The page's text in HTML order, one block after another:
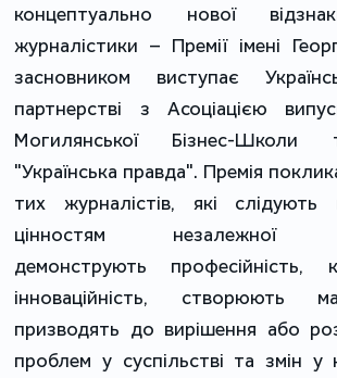
концептуально нової
журналістики – Премії імені
засновником виступає
партнерстві з Асоціацією
Могилянської Бізнес-Школи
"Українська правда". Премія
тих журналістів, які
цінностям незалежної
демонструють професійність,
інноваційність, створюють
призводять до вирішення або
проблем у суспільстві та змін у